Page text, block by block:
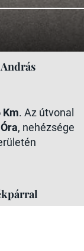
Km. Az útvonal
, nehézsége